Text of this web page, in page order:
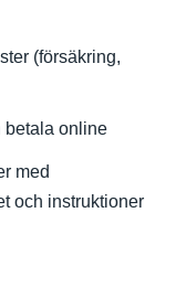
(försäkring,
betala online
med
och instruktioner